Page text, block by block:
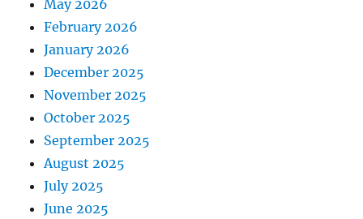
May 2026
February 2026
January 2026
December 2025
November 2025
October 2025
September 2025
August 2025
July 2025
June 2025